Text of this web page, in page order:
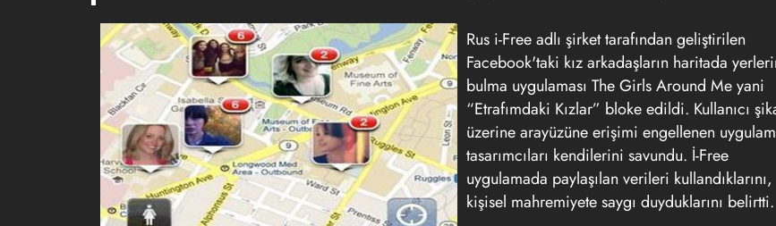
Rus i-Free adlı şirket tarafından geliştirilen
Facebook'taki kız arkadaşların haritada
bulma uygulaması The Girls Around Me yani
“Etrafımdaki Kızlar” bloke edildi. Kullanıcı
üzerine arayüzüne erişimi engellenen
tasarımcıları kendilerini savundu. İ-Free
uygulamada paylaşılan verileri kullandıklarını,
kişisel mahremiyete saygı duyduklarını belirtti.